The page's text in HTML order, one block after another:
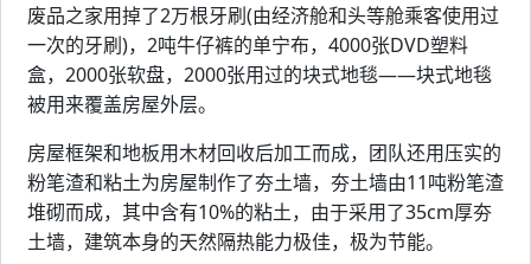
废品之家用掉了2万根牙刷(由经济舱和头等舱乘客使用过
一次的牙刷)，2吨牛仔裤的单宁布，4000张DVD塑料
盒，2000张软盘，2000张用过的块式地毯——块式地毯
被用来覆盖房屋外层。
房屋框架和地板用木材回收后加工而成，团队还用压实的
粉笔渣和粘土为房屋制作了夯土墙，夯土墙由11吨粉笔渣
堆砌而成，其中含有10%的粘土，由于采用了35cm厚夯
土墙，建筑本身的天然隔热能力极佳，极为节能。